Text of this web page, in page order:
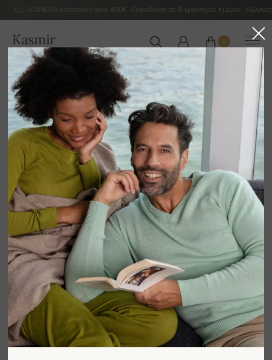
ΔΩΡΕΑΝ αποστολή από 400€ - Παράδοση σε 5 εργάσιμες ημέρες -
Kasmir
ΕΛΛΆΔΑ
0
Αρχική
Αντρικά κασμιρένια πουλόβερ πολυτελείας
Ανδρικά πουλόβερ από Γιακ